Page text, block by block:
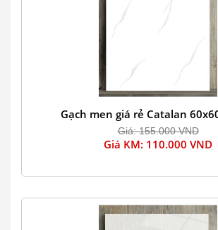
Gạch men giá rẻ Catalan
Giá: 155.000 VND
Giá KM: 110.000 VND